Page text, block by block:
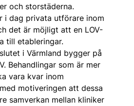
och storstäderna.
i dag privata utförare inom
det är möjligt att en LOV-
till etableringar.
i Värmland bygger på
Behandlingar som är mer
vara kvar inom
motiveringen att dessa
samverkan mellan kliniker